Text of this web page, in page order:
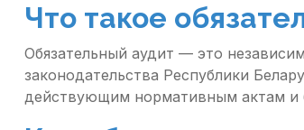
Что такое
Обязательный аудит — это
законодательства Республики
действующим нормативным актам и